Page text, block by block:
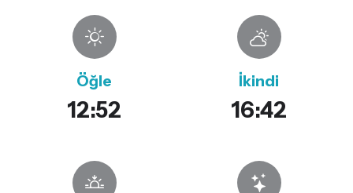
Öğle
12:52
İkindi
16:42